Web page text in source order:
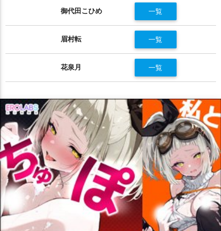
御代田こひめ 一覧
眉村転 一覧
花泉月 一覧